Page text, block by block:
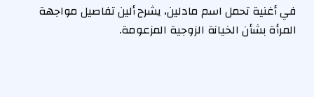
في أغنية تحمل اسم مادلين، يشرح ألين تفاصيل مواجهة
المرأة بشأن الخيانة الزوجية المزعومة.